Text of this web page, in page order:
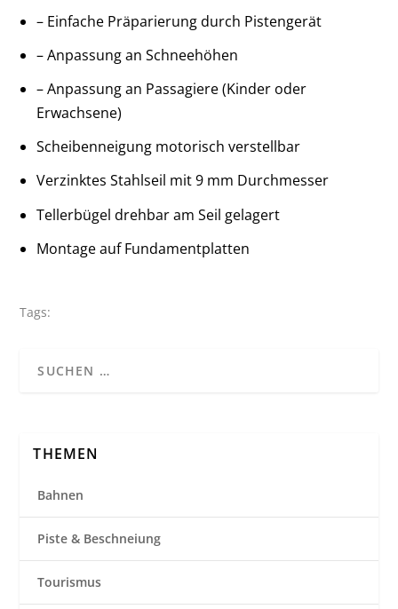
– Einfache Präparierung durch Pistengerät
– Anpassung an Schneehöhen
– Anpassung an Passagiere (Kinder oder
Erwachsene)
Scheibenneigung motorisch verstellbar
Verzinktes Stahlseil mit 9 mm Durchmesser
Tellerbügel drehbar am Seil gelagert
Montage auf Fundamentplatten
Tags:
THEMEN
Bahnen
Piste & Beschneiung
Tourismus